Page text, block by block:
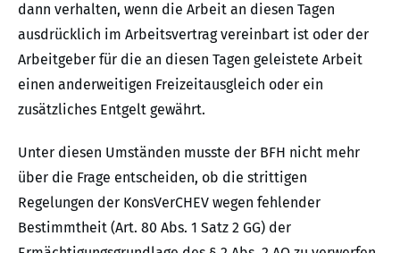
dann verhalten, wenn die Arbeit an diesen Tagen
ausdrücklich im Arbeitsvertrag vereinbart ist oder der
Arbeitgeber für die an diesen Tagen geleistete Arbeit
einen anderweitigen Freizeitausgleich oder ein
zusätzliches Entgelt gewährt.
Unter diesen Umständen musste der BFH nicht mehr
über die Frage entscheiden, ob die strittigen
Regelungen der KonsVerCHEV wegen fehlender
Bestimmtheit (Art. 80 Abs. 1 Satz 2 GG) der